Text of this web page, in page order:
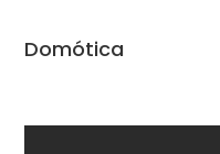
Domótica